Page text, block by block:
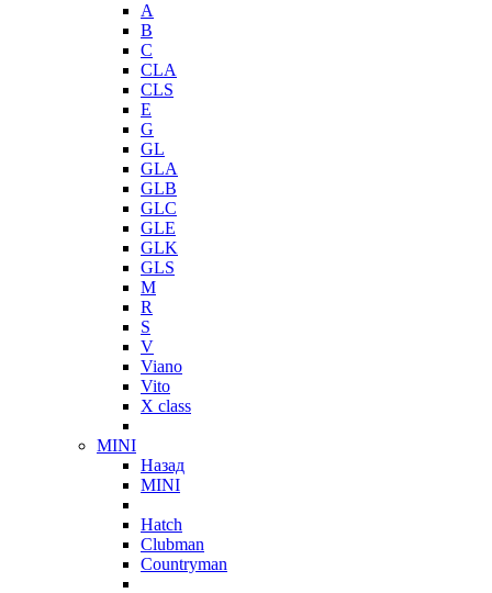
A
B
C
CLA
CLS
E
G
GL
GLA
GLB
GLC
GLE
GLK
GLS
M
R
S
V
Viano
Vito
X class
MINI
Назад
MINI
Hatch
Clubman
Countryman